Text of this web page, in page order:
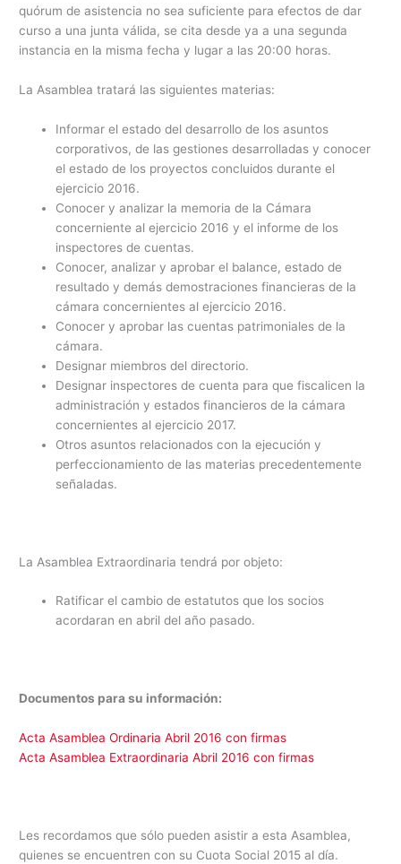
quórum de asistencia no sea suficiente para efectos de dar
curso a una junta válida, se cita desde ya a una segunda
instancia en la misma fecha y lugar a las 20:00 horas.
La Asamblea tratará las siguientes materias:
Informar el estado del desarrollo de los asuntos
corporativos, de las gestiones desarrolladas y conocer
el estado de los proyectos concluidos durante el
ejercicio 2016.
Conocer y analizar la memoria de la Cámara
concerniente al ejercicio 2016 y el informe de los
inspectores de cuentas.
Conocer, analizar y aprobar el balance, estado de
resultado y demás demostraciones financieras de la
cámara concernientes al ejercicio 2016.
Conocer y aprobar las cuentas patrimoniales de la
cámara.
Designar miembros del directorio.
Designar inspectores de cuenta para que fiscalicen la
administración y estados financieros de la cámara
concernientes al ejercicio 2017.
Otros asuntos relacionados con la ejecución y
perfeccionamiento de las materias precedentemente
señaladas.
La Asamblea Extraordinaria tendrá por objeto:
Ratificar el cambio de estatutos que los socios
acordaran en abril del año pasado.
Documentos para su información:
Acta Asamblea Ordinaria Abril 2016 con firmas
Acta Asamblea Extraordinaria Abril 2016 con firmas
Les recordamos que sólo pueden asistir a esta Asamblea,
quienes se encuentren con su Cuota Social 2015 al día.